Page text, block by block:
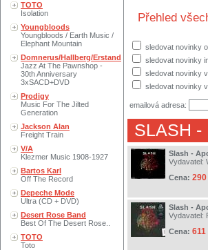
TOTO
Isolation
Youngbloods
Youngbloods / Earth Music /
Elephant Mountain
Domnerus/Hallberg/Erstand
Jazz At The Pawnshop -
30th Anniversary
3xSACD+DVD
Prodigy
Music For The Jilted
Generation
Jackson Alan
Freight Train
V/A
Klezmer Music 1908-1927
Bartos Karl
Off The Record
Depeche Mode
Ultra (CD + DVD)
Desert Rose Band
Best Of The Desert Rose..
TOTO
Toto
Přehled
sledovat novinky
sledovat novinky
sledovat novinky
sledovat novinky
emailová adresa:
SLASH -
Slash -
Vydavatel:
Cena:
Slash -
Vydavatel:
Cena: